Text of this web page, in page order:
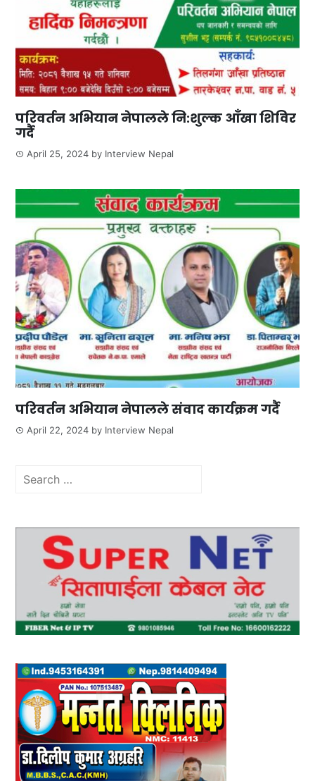
परिवर्तन अभियान नेपालले नि:शुल्क आँखा शिविर
गर्दै
April 25, 2024 by Interview Nepal
परिवर्तन अभियान नेपालले संवाद कार्यक्रम गर्दै
April 22, 2024 by Interview Nepal
Search